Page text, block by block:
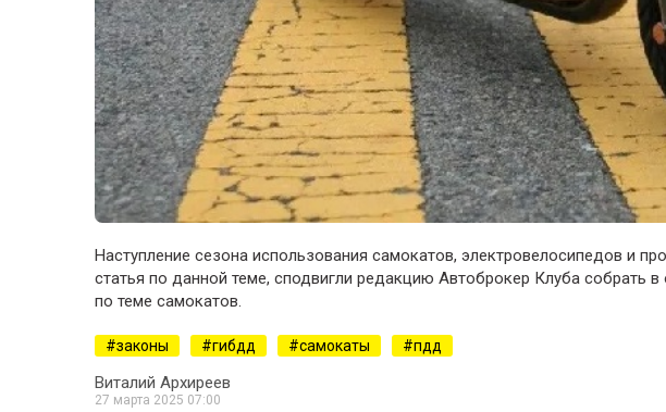
Наступление сезона использования самокатов, электровелосипедов и
статья по данной теме, сподвигли редакцию Автоброкер Клуба собрать
по теме самокатов.
законы гибдд самокаты пдд
Виталий Архиреев
27 марта 2025 07:00